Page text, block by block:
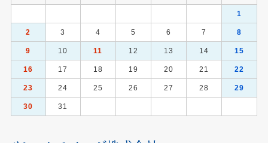
1
2 3 4 5 6 7 8
9 10 11 12 13 14 15
16 17 18 19 20 21 22
23 24 25 26 27 28 29
30 31